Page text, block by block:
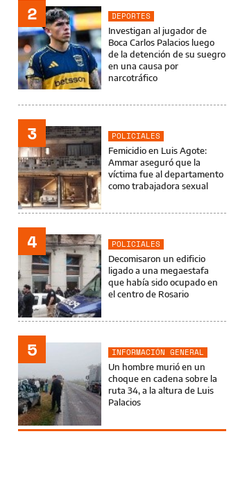
2
DEPORTES
Investigan al jugador de
Boca Carlos Palacios luego
de la detención de su suegro
en una causa por
narcotráfico
3
POLICIALES
Femicidio en Luis Agote:
Ammar aseguró que la
víctima fue al departamento
como trabajadora sexual
4
POLICIALES
Decomisaron un edificio
ligado a una megaestafa
que había sido ocupado en
el centro de Rosario
5
INFORMACIÓN GENERAL
Un hombre murió en un
choque en cadena sobre la
ruta 34, a la altura de Luis
Palacios